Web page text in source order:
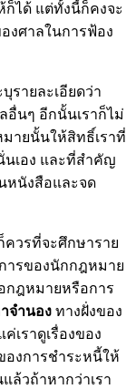
ก็ได้ แต่ทั้งนี้ก็คงจะ
งศาลในการฟ้อง
รายละเอียดว่า
อื่นๆ อีกนั้นเราก็ไม่
มายนั้นให้สิทธิ์เราที่
เอง และที่สำคัญ
หนังสือและจด
วรที่จะศึกษาราย
ารของนักกฎหมาย
กฎหมายหรือการ
จำนอง ทางฝั่งของ
เราดูเรื่องของ
งการชำระหนี้ให้
ล้วถ้าหากว่าเรา